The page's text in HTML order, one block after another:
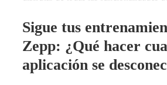
Sigue tus
Zepp: ¿Qué hacer
aplicación se